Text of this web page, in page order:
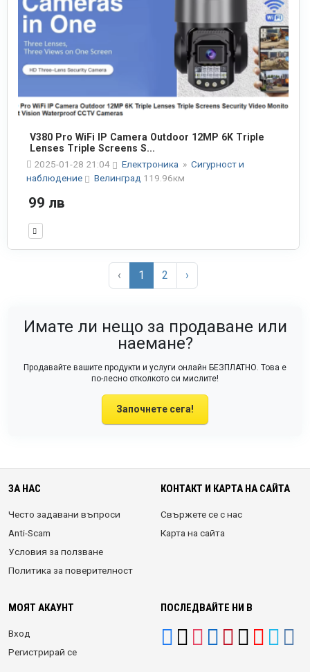
V380 Pro WiFi IP Camera Outdoor 12MP 6K Triple
Lenses Triple Screens S...
2025-01-28 21:04
Електроника » Сигурност и
наблюдение
Велинград 119.96км
99 лв
‹ 1 2 ›
Имате ли нещо за продаване или
наемане?
Продавайте вашите продукти и услуги онлайн БЕЗПЛАТНО. Това е
по-лесно отколкото си мислите!
Започнете сега!
ЗА НАС
Често задавани въпроси
Anti-Scam
Условия за ползване
Политика за поверителност
КОНТАКТ И КАРТА НА САЙТА
Свържете се с нас
Карта на сайта
МОЯТ АКАУНТ
Вход
Регистрирай се
ПОСЛЕДВАЙТЕ НИ В